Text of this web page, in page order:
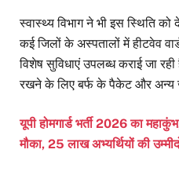
स्वास्थ्य विभाग ने भी इस स्थिति
कई जिलों के अस्पतालों में हीटवेव
विशेष सुविधाएं उपलब्ध कराई जा
रखने के लिए बर्फ के पैकेट और अन्य
यूपी होमगार्ड भर्ती 2026 का
मौका, 25 लाख अभ्यर्थियों की